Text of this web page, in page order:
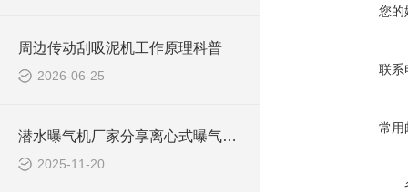
周边传动刮吸泥机工作原理科普
2026-06-25
潜水曝气机厂家分享离心式曝气机与射流式曝气机如何选型
2025-11-20
您的
联系
常用